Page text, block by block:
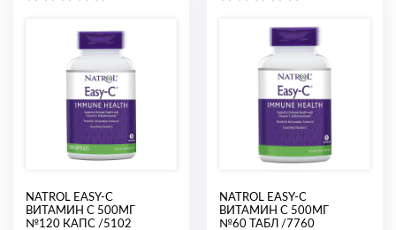
NATROL EASY-C
ВИТАМИН С 500МГ
№120 КАПС /5102
NATROL EASY-C
ВИТАМИН С 500МГ
№60 ТАБЛ /7760